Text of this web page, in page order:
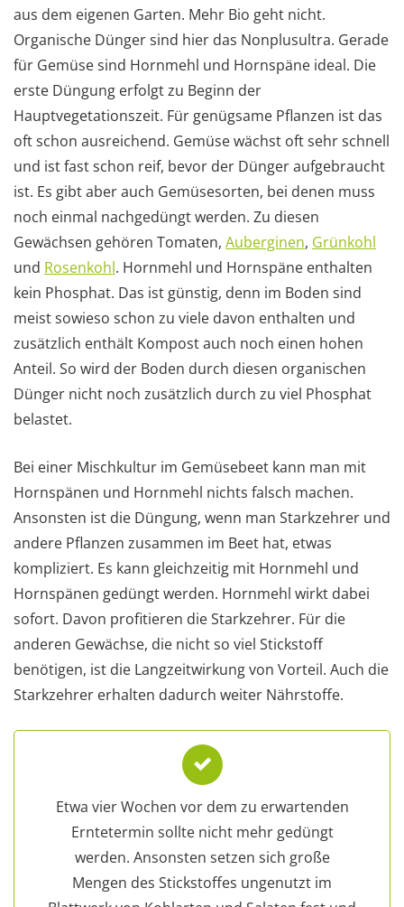
aus dem eigenen Garten. Mehr Bio geht nicht.
Organische Dünger sind hier das Nonplusultra. Gerade
für Gemüse sind Hornmehl und Hornspäne ideal. Die
erste Düngung erfolgt zu Beginn der
Hauptvegetationszeit. Für genügsame Pflanzen ist das
oft schon ausreichend. Gemüse wächst oft sehr schnell
und ist fast schon reif, bevor der Dünger aufgebraucht
ist. Es gibt aber auch Gemüsesorten, bei denen muss
noch einmal nachgedüngt werden. Zu diesen
Gewächsen gehören Tomaten, Auberginen, Grünkohl
und Rosenkohl. Hornmehl und Hornspäne enthalten
kein Phosphat. Das ist günstig, denn im Boden sind
meist sowieso schon zu viele davon enthalten und
zusätzlich enthält Kompost auch noch einen hohen
Anteil. So wird der Boden durch diesen organischen
Dünger nicht noch zusätzlich durch zu viel Phosphat
belastet.
Bei einer Mischkultur im Gemüsebeet kann man mit
Hornspänen und Hornmehl nichts falsch machen.
Ansonsten ist die Düngung, wenn man Starkzehrer und
andere Pflanzen zusammen im Beet hat, etwas
kompliziert. Es kann gleichzeitig mit Hornmehl und
Hornspänen gedüngt werden. Hornmehl wirkt dabei
sofort. Davon profitieren die Starkzehrer. Für die
anderen Gewächse, die nicht so viel Stickstoff
benötigen, ist die Langzeitwirkung von Vorteil. Auch die
Starkzehrer erhalten dadurch weiter Nährstoffe.
Etwa vier Wochen vor dem zu erwartenden
Erntetermin sollte nicht mehr gedüngt
werden. Ansonsten setzen sich große
Mengen des Stickstoffes ungenutzt im